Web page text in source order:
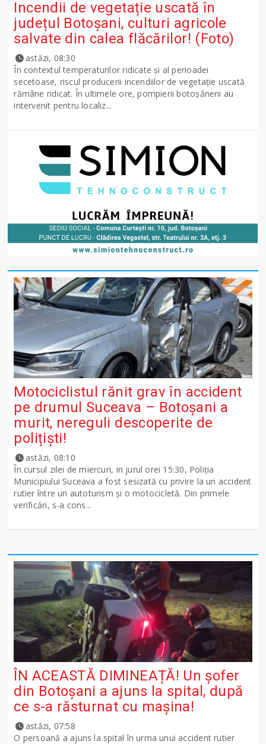
Incendii de vegetație uscată în
județul Botoșani, culturi agricole
salvate din calea flăcărilor! (Foto)
astăzi, 08:30
În contextul temperaturilor ridicate și al perioadei
secetoase, riscul producerii incendiilor de vegetație uscată
rămâne ridicat. În ultimele ore, pompierii botoșăneni au
intervenit pentru localiz...
Motociclistul rănit grav în accident
pe drumul Suceava – Botoșani a
murit, nereguli descoperite de
polițiști!
astăzi, 08:10
În cursul zilei de miercuri, in jurul orei 15:30, Poliția
Municipiului Suceava a fost sesizată cu privire la un accident
rutier între un autoturism și o motocicletă. Din primele
verificări, s-a cons...
ÎN ACEASTĂ DIMINEAȚĂ! Un șofer
din Botoșani a ajuns la spital, după
ce s-a răsturnat cu mașina!
astăzi, 07:58
O persoană a ajuns la spital în urma unui accident rutier